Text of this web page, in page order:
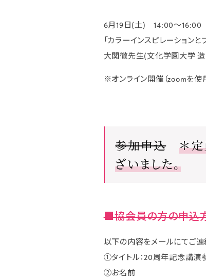
6月19日(土) 14:00〜16:00
「カラーインスピレーションと
大関徹先生(文化学園大学
※オンライン開催（zoomを使
参加申込
＊定
ざいました。
■協会員の方の申込
以下の内容をメールにてご連
①タイトル：20周年記念講演
②お名前